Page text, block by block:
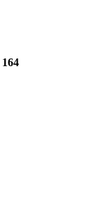
164